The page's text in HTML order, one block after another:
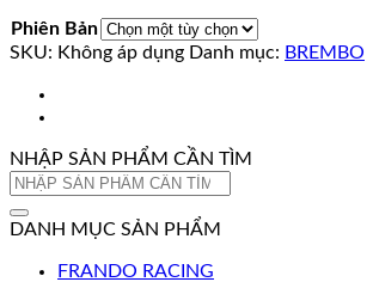
Phiên Bản
SKU: Không áp dụng Danh mục: BREMBO
NHẬP SẢN PHẨM CẦN TÌM
Tìm
DANH MỤC SẢN PHẨM
FRANDO RACING